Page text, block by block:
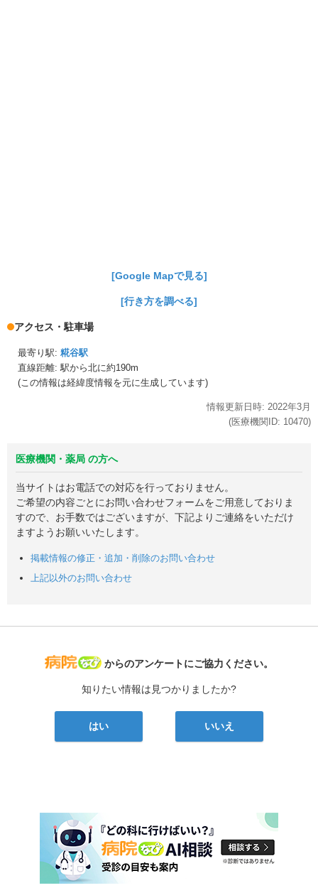
[Google Mapで見る]
[行き方を調べる]
アクセス・駐車場
最寄り駅: 糀谷駅
直線距離: 駅から北に約190m
(この情報は経緯度情報を元に生成しています)
情報更新日時: 2022年3月
(医療機関ID: 10470)
医療機関・薬局 の方へ
当サイトはお電話での対応を行っておりません。
ご希望の内容ごとにお問い合わせフォームをご用意しておりま
すので、お手数ではございますが、下記よりご連絡をいただけ
ますようお願いいたします。
掲載情報の修正・追加・削除のお問い合わせ
上記以外のお問い合わせ
病院なび
からのアンケートにご協力ください。
知りたい情報は見つかりましたか?
はい いいえ